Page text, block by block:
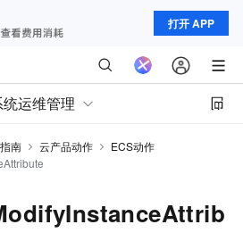
打开 APP
统运维管理
南 云产品动作
ECS动作